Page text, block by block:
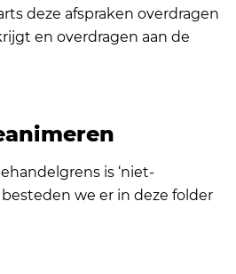
deze afspraken overdragen
en overdragen aan de
is ‘niet-
besteden we er in deze folder